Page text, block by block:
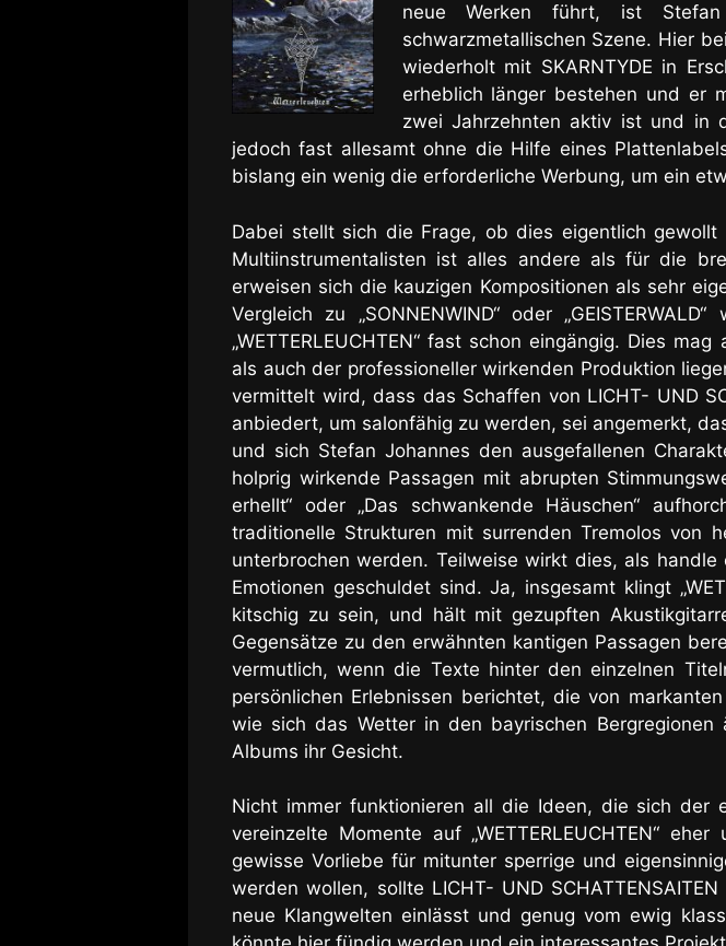
neue Werken führt, ist
schwarzmetallischen Szene. Hier
wiederholt mit SKARNTYDE in
erheblich länger bestehen und er
zwei Jahrzehnten aktiv ist und in
jedoch fast allesamt ohne die Hilfe eines
bislang ein wenig die erforderliche Werbung, um ein
Dabei stellt sich die Frage, ob dies eigentlich
Multiinstrumentalisten ist alles andere als für die
erweisen sich die kauzigen Kompositionen als sehr
Vergleich zu „SONNENWIND“ oder
„WETTERLEUCHTEN“ fast schon eingängig. Dies
als auch der professioneller wirkenden Produktion
vermittelt wird, dass das Schaffen von LICHT- UND
anbiedert, um salonfähig zu werden, sei angemerkt,
und sich Stefan Johannes den ausgefallenen
holprig wirkende Passagen mit abrupten
erhellt“ oder „Das schwankende Häuschen“
traditionelle Strukturen mit surrenden Tremolos von
unterbrochen werden. Teilweise wirkt dies, als
Emotionen geschuldet sind. Ja, insgesamt klingt
kitschig zu sein, und hält mit gezupften
Gegensätze zu den erwähnten kantigen Passagen
vermutlich, wenn die Texte hinter den einzelnen
persönlichen Erlebnissen berichtet, die von
wie sich das Wetter in den bayrischen
Albums ihr Gesicht.
Nicht immer funktionieren all die Ideen, die sich der
vereinzelte Momente auf „WETTERLEUCHTEN“
gewisse Vorliebe für mitunter sperrige und
werden wollen, sollte LICHT- UND
neue Klangwelten einlässt und genug vom ewig